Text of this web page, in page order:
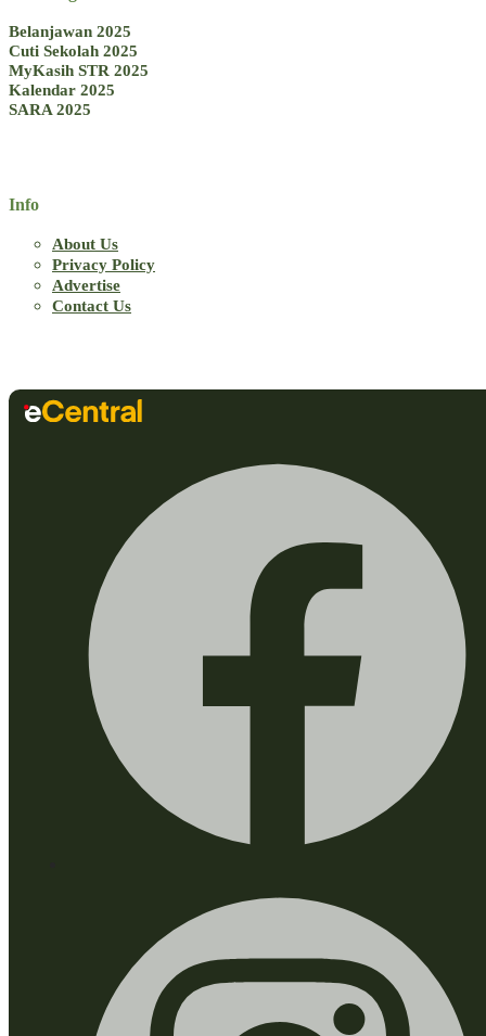
Belanjawan 2025
Cuti Sekolah 2025
MyKasih STR 2025
Kalendar 2025
SARA 2025
Info
About Us
Privacy Policy
Advertise
Contact Us